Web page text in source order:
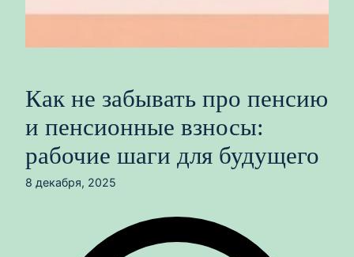
Как не забывать про пенсию
и пенсионные взносы:
рабочие шаги для будущего
8 декабря, 2025